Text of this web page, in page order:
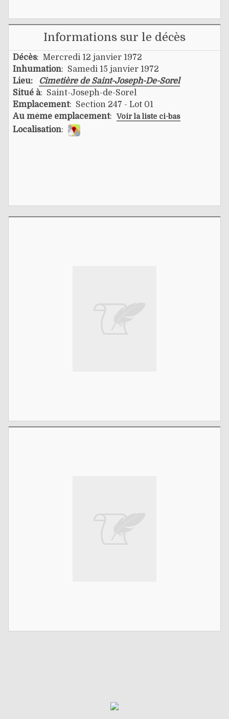
Informations sur le décès
Décès: Mercredi 12 janvier 1972
Inhumation: Samedi 15 janvier 1972
Lieu:
Cimetière de Saint-Joseph-De-Sorel
Situé à: Saint-Joseph-de-Sorel
Emplacement: Section 247 - Lot 01
Au même emplacement: Voir la liste ci-bas
Localisation: